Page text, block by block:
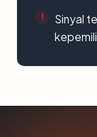
Sinyal